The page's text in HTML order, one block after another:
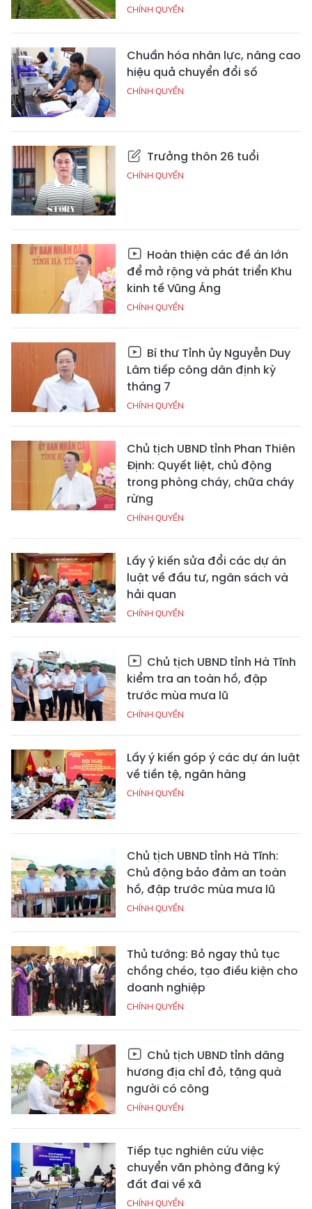
CHÍNH QUYỀN
Chuẩn hóa nhân lực, nâng cao
hiệu quả chuyển đổi số
CHÍNH QUYỀN
Trưởng thôn 26 tuổi
CHÍNH QUYỀN
Hoàn thiện các đề án lớn
để mở rộng và phát triển Khu
kinh tế Vũng Áng
CHÍNH QUYỀN
Bí thư Tỉnh ủy Nguyễn Duy
Lâm tiếp công dân định kỳ
tháng 7
CHÍNH QUYỀN
Chủ tịch UBND tỉnh Phan Thiên
Định: Quyết liệt, chủ động
trong phòng cháy, chữa cháy
rừng
CHÍNH QUYỀN
Lấy ý kiến sửa đổi các dự án
luật về đầu tư, ngân sách và
hải quan
CHÍNH QUYỀN
Chủ tịch UBND tỉnh Hà Tĩnh
kiểm tra an toàn hồ, đập
trước mùa mưa lũ
CHÍNH QUYỀN
Lấy ý kiến góp ý các dự án luật
về tiền tệ, ngân hàng
CHÍNH QUYỀN
Chủ tịch UBND tỉnh Hà Tĩnh:
Chủ động bảo đảm an toàn
hồ, đập trước mùa mưa lũ
CHÍNH QUYỀN
Thủ tướng: Bỏ ngay thủ tục
chồng chéo, tạo điều kiện cho
doanh nghiệp
CHÍNH QUYỀN
Chủ tịch UBND tỉnh dâng
hương địa chỉ đỏ, tặng quà
người có công
CHÍNH QUYỀN
Tiếp tục nghiên cứu việc
chuyển văn phòng đăng ký
đất đai về xã
CHÍNH QUYỀN